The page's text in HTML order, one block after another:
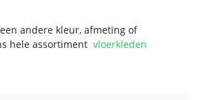
andere kleur, afmeting of
hele assortimentvloerkleden